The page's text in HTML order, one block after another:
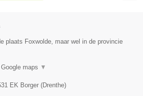
plaats Foxwolde, maar wel in de provincie
Google maps ▼
EK Borger (Drenthe)